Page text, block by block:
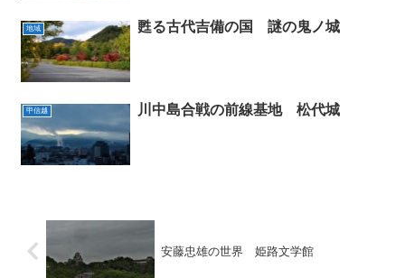
地域 甦る古代吉備の国 謎の鬼ノ城
甲信越 川中島合戦の前線基地 松代城
安藤忠雄の世界 姫路文学館